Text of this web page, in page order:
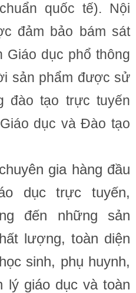
quốc tế). Nội
đảm bảo bám sát
Giáo dục phổ thông
sản phẩm được sử
đào tạo trực tuyến
dục và Đào tạo
gia hàng đầu
dục trực tuyến,
đến những sản
lượng, toàn diện
sinh, phụ huynh,
lý giáo dục và toàn